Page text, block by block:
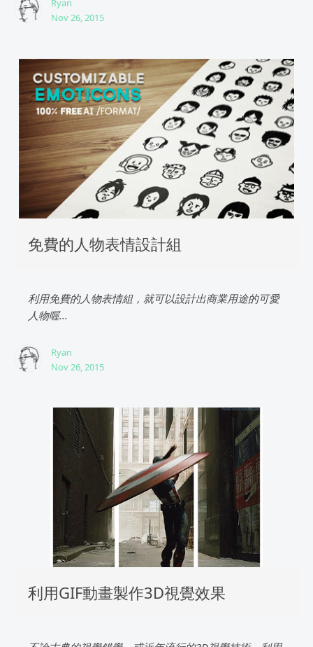
Ryan
Nov 26, 2015
免費的人物表情設計組
利用免費的人物表情組，就可以設計出商業用途的可愛
人物喔...
Ryan
Nov 26, 2015
利用GIF動畫製作3D視覺效果